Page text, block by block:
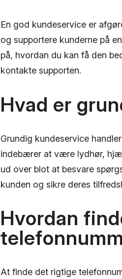
En god kundeservice er
og supportere kunderne på
på, hvordan du kan få den
kontakte supporten.
Hvad er
Grundig kundeservice
indebærer at være lydhør,
ud over blot at besvare
kunden og sikre deres
Hvordan
At finde det rigtige